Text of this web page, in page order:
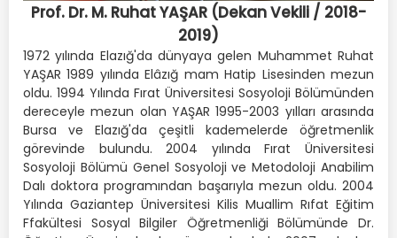
Prof. Dr. M. Ruhat YAŞAR (Dekan Vekili / 2018-
2019)
1972 yılında Elazığ'da dünyaya gelen Muhammet Ruhat
YAŞAR 1989 yılında Elâzığ mam Hatip Lisesinden mezun
oldu. 1994 Yılında Fırat Üniversitesi Sosyoloji Bölümünden
dereceyle mezun olan YAŞAR 1995-2003 yılları arasında
Bursa ve Elazığ'da çeşitli kademelerde öğretmenlik
görevinde bulundu. 2004 yılında Fırat Üniversitesi
Sosyoloji Bölümü Genel Sosyoloji ve Metodoloji Anabilim
Dalı doktora programından başarıyla mezun oldu. 2004
Yılında Gaziantep Üniversitesi Kilis Muallim Rıfat Eğitim
Ffakültesi Sosyal Bilgiler Öğretmenliği Bölümünde Dr.